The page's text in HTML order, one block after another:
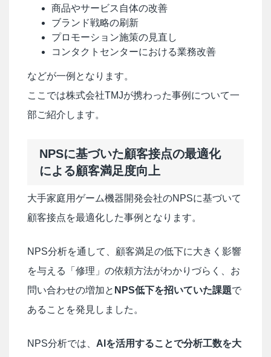
商品やサービス自体の改善
ブランド戦略の刷新
プロモーション施策の見直し
コンタクトセンターにおける業務改善
などが一例となります。
ここでは株式会社TMJが携わった事例について一
部ご紹介します。
NPSに基づいた顧客接点の最適化
による顧客満足度向上
大手家庭用ゲーム機器開発会社のNPSに基づいて
顧客接点を最適化した事例となります。
NPS分析を通して、顧客満足の低下に大きく影響
を与える「修理」の依頼方法がわかりづらく、お
問い合わせの増加と NPS低下を招いていた課題で
あることを発見しました。
NPS分析では、 AIを活用することで分析工数を大